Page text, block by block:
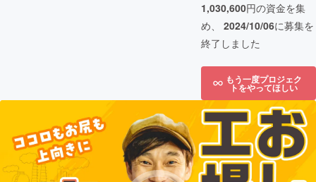
1,030,600円の資金を集
め、 2024/10/06に募集を
終了しました
もう一度プロジェク
トをやってほしい